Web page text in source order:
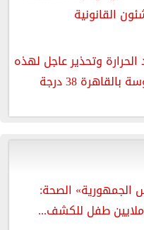
وتحذير عاجل لهذه
38 درجة
الجمهورية» الصحة: